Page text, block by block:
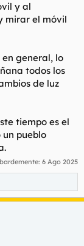
y al
mirar el móvil
general, lo
todos los
de luz
tiempo es el
pueblo
6 Ago 2025